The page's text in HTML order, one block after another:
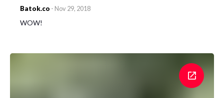
Batok.co - Nov 29, 2018
WOW!